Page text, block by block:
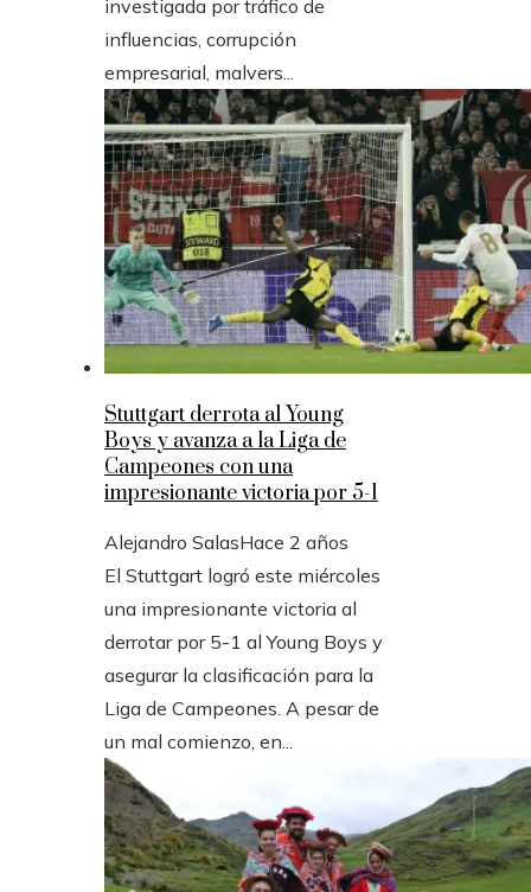
investigada por tráfico de
influencias, corrupción
empresarial, malvers...
Stuttgart derrota al Young
Boys y avanza a la Liga de
Campeones con una
impresionante victoria por 5-1
Alejandro SalasHace 2 años
El Stuttgart logró este miércoles
una impresionante victoria al
derrotar por 5-1 al Young Boys y
asegurar la clasificación para la
Liga de Campeones. A pesar de
un mal comienzo, en...